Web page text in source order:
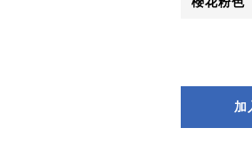
加